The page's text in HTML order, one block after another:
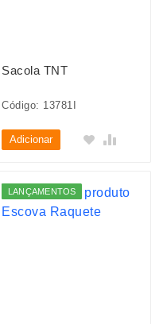
Sacola TNT
Código: 13781I
Adicionar
LANÇAMENTOS